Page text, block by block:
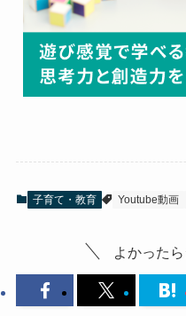
子育て・教育 Youtube動画
よかった